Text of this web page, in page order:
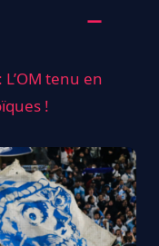
L’OM tenu en
!